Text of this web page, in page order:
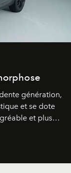
génération,
et se dote
et plus
C5 Aircross a